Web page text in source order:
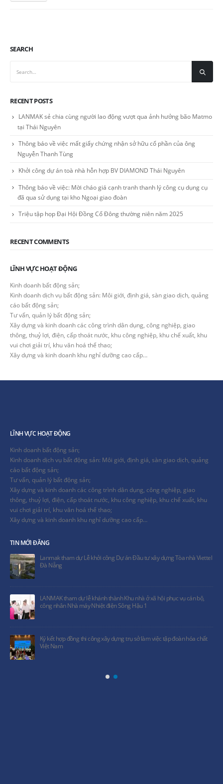
SEARCH
RECENT POSTS
LANMAK sẻ chia cùng người lao động vượt qua ảnh hưởng bão Matmo
tại Thái Nguyên
Thông báo về việc mất giấy chứng nhận sở hữu cổ phần của ông
Nguyễn Thanh Tùng
Khởi công dự án toà nhà hỗn hợp BV DIAMOND Thái Nguyên
Thông báo về việc: Mời cháo giá cạnh tranh thanh lý công cụ dụng cụ
đã qua sử dụng tại kho Ngoại giao đoàn
Triệu tập họp Đại Hội Đồng Cổ Đông thường niên năm 2025
RECENT COMMENTS
LĨNH VỰC HOẠT ĐỘNG
Kinh doanh bất động sản;
Kinh doanh dịch vụ bất động sản: Môi giới, định giá, sàn giao dịch, quảng
cáo bất động sản;
Tư vấn, quản lý bất động sản;
Xây dựng và kinh doanh các công trình dân dụng, công nghiệp, giao
thông, thuỷ lợi, điện, cấp thoát nước, khu công nghiệp, khu chế xuất, khu
vui chơi giải trí, khu văn hoá thể thao;
Xây dựng và kinh doanh khu nghỉ dưỡng cao cấp…
LĨNH VỰC HOẠT ĐỘNG
Kinh doanh bất động sản;
Kinh doanh dịch vụ bất động sản: Môi giới, định giá, sàn giao dịch, quảng
cáo bất động sản;
Tư vấn, quản lý bất động sản;
Xây dựng và kinh doanh các công trình dân dụng, công nghiệp, giao
thông, thuỷ lợi, điện, cấp thoát nước, khu công nghiệp, khu chế xuất, khu
vui chơi giải trí, khu văn hoá thể thao;
Xây dựng và kinh doanh khu nghỉ dưỡng cao cấp…
TIN MỚI ĐĂNG
Lanmak tham dự Lễ khởi công Dự án Đầu tư xây dựng Tòa nhà Viettel
Đà Nẵng
LANMAK tham dự lễ khánh thành Khu nhà ở xã hội phục vụ cán bộ,
công nhân Nhà máy Nhiệt điện Sông Hậu 1
Ký kết hợp đồng thi công xây dựng trụ sở làm việc tập đoàn hóa chất
Việt Nam